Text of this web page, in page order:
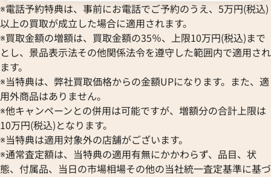
※電話予約特典は、事前にお電話でご予約のうえ、5万円(税込)
以上の買取が成立した場合に適用されます。
※買取金額の増額は、買取金額の35％、上限10万円(税込)まで
とし、景品表示法その他関係法令を遵守した範囲内で適用され
ます。
※当特典は、弊社買取価格からの金額UPになります。また、適
用外商品はありません。
※他キャンペーンとの併用は可能ですが、増額分の合計上限は
10万円(税込)となります。
※当特典は適用対象外の店舗がございます。
※通常査定額は、当特典の適用有無にかかわらず、品目、状
態、付属品、当日の市場相場その他の当社統一査定基準に基づ